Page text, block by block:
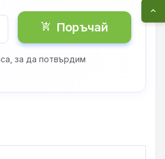
shopping_cart_checkout Поръчай
за да потвърдим
expand_less